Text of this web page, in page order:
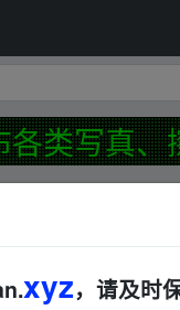
写真、
xyz，请及时